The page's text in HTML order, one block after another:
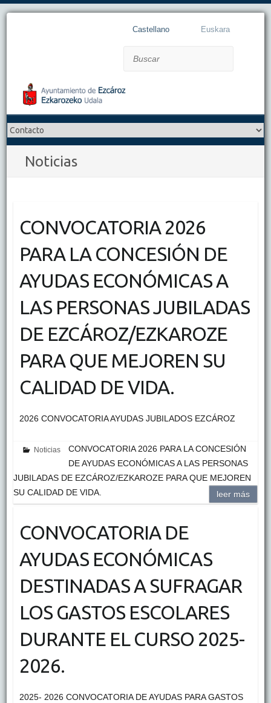
Castellano Euskara
Noticias
CONVOCATORIA 2026
PARA LA CONCESIÓN DE
AYUDAS ECONÓMICAS A
LAS PERSONAS JUBILADAS
DE EZCÁROZ/EZKAROZE
PARA QUE MEJOREN SU
CALIDAD DE VIDA.
2026 CONVOCATORIA AYUDAS JUBILADOS EZCÁROZ
Noticias
CONVOCATORIA 2026 PARA LA CONCESIÓN
DE AYUDAS ECONÓMICAS A LAS PERSONAS
JUBILADAS DE EZCÁROZ/EZKAROZE PARA QUE MEJOREN
SU CALIDAD DE VIDA.
leer más
CONVOCATORIA DE
AYUDAS ECONÓMICAS
DESTINADAS A SUFRAGAR
LOS GASTOS ESCOLARES
DURANTE EL CURSO 2025-
2026.
2025- 2026 CONVOCATORIA DE AYUDAS PARA GASTOS